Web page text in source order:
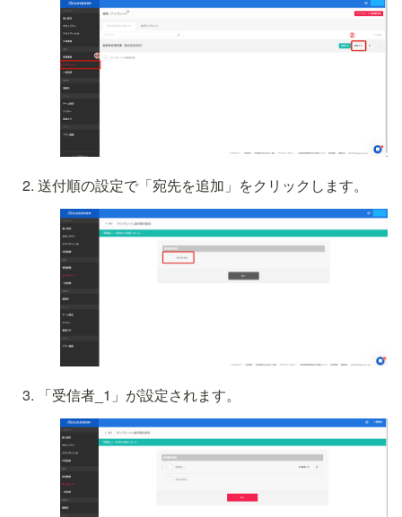
送付順の設定で「宛先を追加」をクリックします。
「受信者_1」が設定されます。